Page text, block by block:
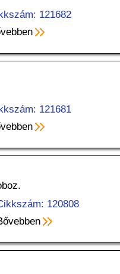
121682
121681
120808